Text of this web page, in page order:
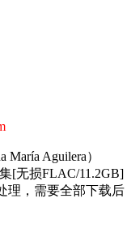
Aguilera）
[无损FLAC/11.2GB]
理，需要全部下载后